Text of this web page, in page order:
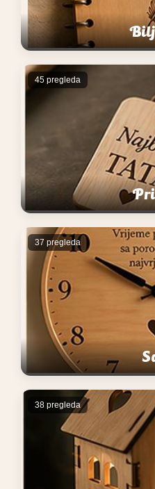
45 pregleda
37 pregleda
38 pregleda